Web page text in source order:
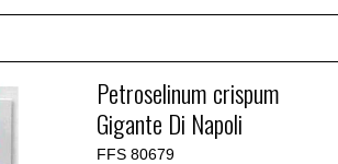
Petroselinum crispum
Gigante Di Napoli
FFS 80679